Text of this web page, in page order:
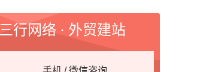
三行网络 · 外贸建站